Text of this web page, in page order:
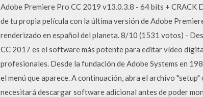
Adobe Premiere Pro CC 2019 v13.0.3.8 - 64 bits +
de tu propia película con la última versión de Adobe
renderizado en español del planeta. 8/10 (1531 votos) -
CC 2017 es el software más potente para editar vídeo
profesionales. Desde la fundación de Adobe Systems en
el menú que aparece. A continuación, abra el archivo
necesitará descargar software adicional antes de poder